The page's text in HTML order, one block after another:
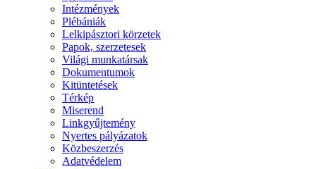
Intézmények
Plébániák
Lelkipásztori körzetek
Papok, szerzetesek
Világi munkatársak
Dokumentumok
Kitüntetések
Térkép
Miserend
Linkgyűjtemény
Nyertes pályázatok
Közbeszerzés
Adatvédelem